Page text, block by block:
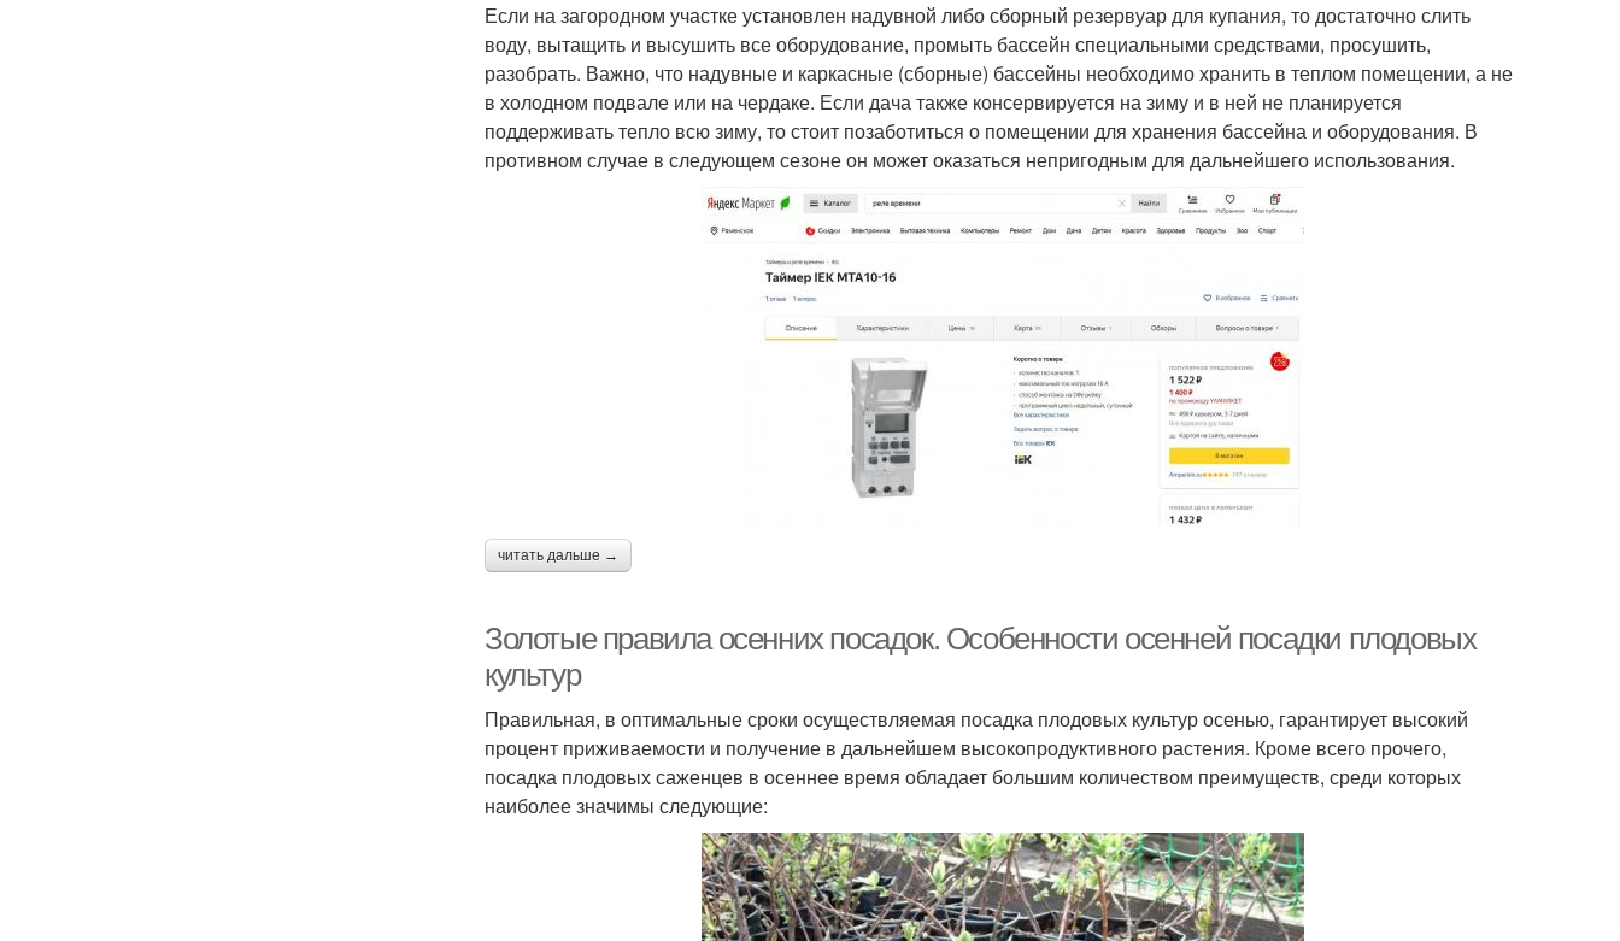
Если на загородном участке установлен надувной либо сборный резервуар для купания, то достаточно слить
воду, вытащить и высушить все оборудование, промыть бассейн специальными средствами, просушить,
разобрать. Важно, что надувные и каркасные (сборные) бассейны необходимо хранить в теплом помещении, а не
в холодном подвале или на чердаке. Если дача также консервируется на зиму и в ней не планируется
поддерживать тепло всю зиму, то стоит позаботиться о помещении для хранения бассейна и оборудования. В
противном случае в следующем сезоне он может оказаться непригодным для дальнейшего использования.
читать дальше →
Золотые правила осенних посадок. Особенности осенней посадки плодовых
культур
Правильная, в оптимальные сроки осуществляемая посадка плодовых культур осенью, гарантирует высокий
процент приживаемости и получение в дальнейшем высокопродуктивного растения. Кроме всего прочего,
посадка плодовых саженцев в осеннее время обладает большим количеством преимуществ, среди которых
наиболее значимы следующие: